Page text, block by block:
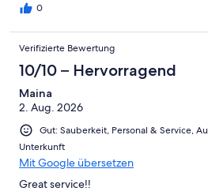
0
Verifizierte Bewertung
10/10 – Hervorragend
Maina
2. Aug. 2026
Gut: Sauberkeit, Personal & Service,
Unterkunft
Mit Google übersetzen
Great service!!